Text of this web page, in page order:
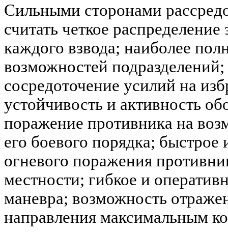
Сильными сторонами
считать четкое
каждого взвода; наиболее
возможностей
сосредоточение усилий на
устойчивость и активность
поражение противника на
его боевого порядка; быстрое
огневого поражения
местности; гибкое и
маневра; возможность
направления максимальным